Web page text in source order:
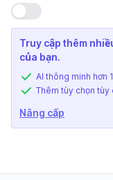
Sử dụng cài đặt
Truy cập thêm
của bạn.
AI thông minh hơn
Thêm tùy chọn tùy
Nâng cấp